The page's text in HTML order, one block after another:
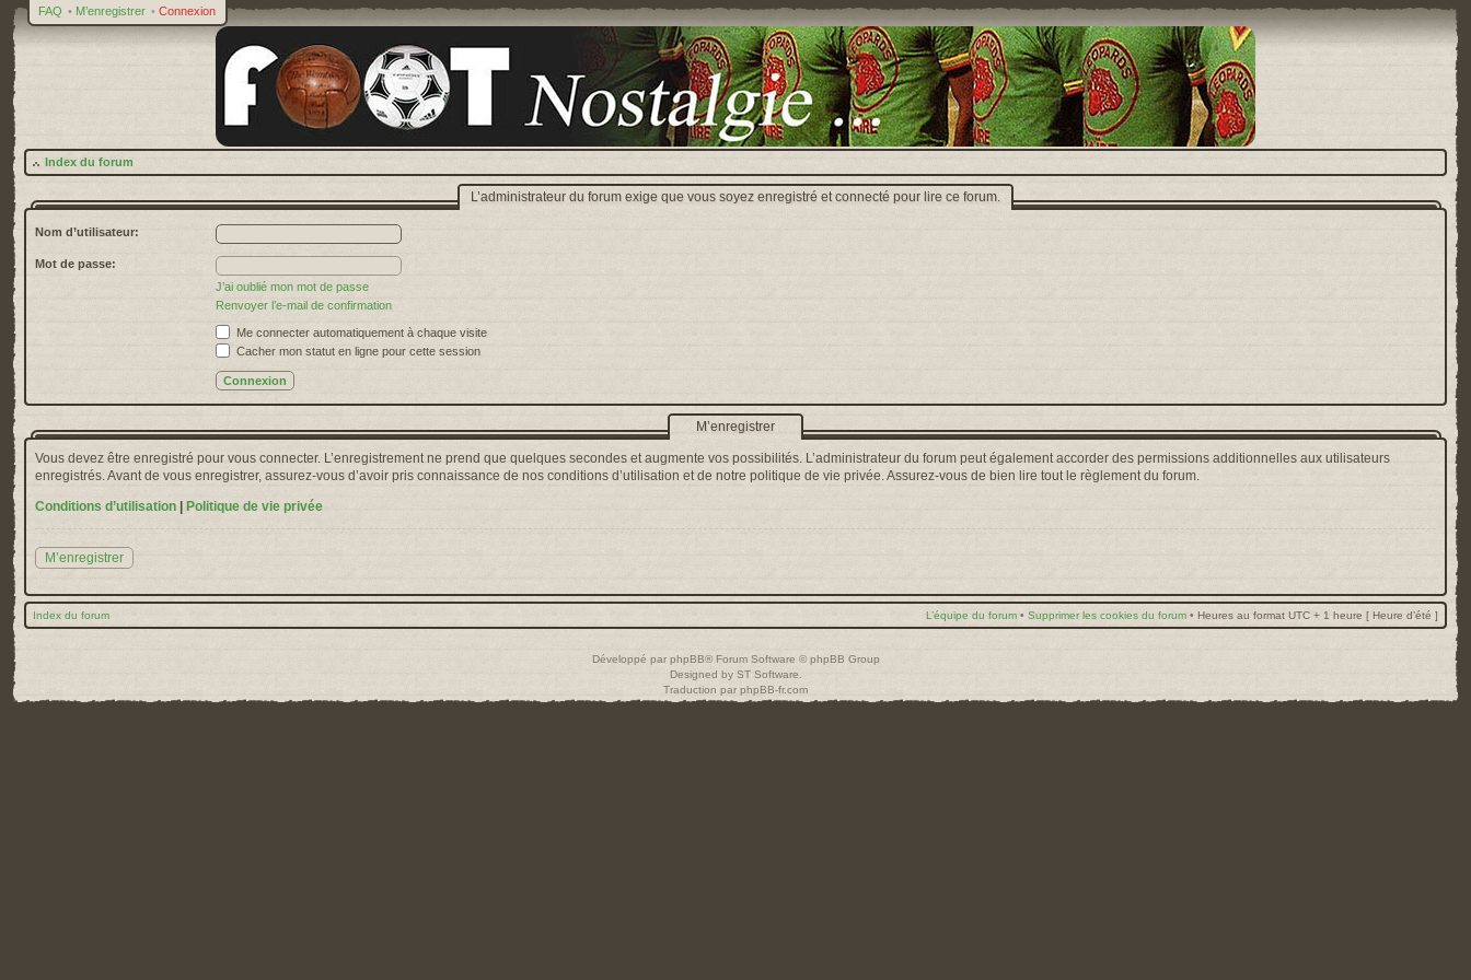
FAQ • M’enregistrer • Connexion
Index du forum
L’administrateur du forum exige que vous soyez enregistré et connecté pour lire ce forum.
Nom d’utilisateur:
Mot de passe:
J’ai oublié mon mot de passe
Renvoyer l’e-mail de confirmation
Me connecter automatiquement à chaque visite
Cacher mon statut en ligne pour cette session
M’enregistrer
Vous devez être enregistré pour vous connecter. L’enregistrement ne prend que quelques secondes et augmente vos possibilités. L’administrateur du forum peut également accorder des permissions additionnelles aux utilisateurs
enregistrés. Avant de vous enregistrer, assurez-vous d’avoir pris connaissance de nos conditions d’utilisation et de notre politique de vie privée. Assurez-vous de bien lire tout le règlement du forum.
Conditions d’utilisation
Politique de vie privée
M’enregistrer
Index du forum L’équipe du forum • Supprimer les cookies du forum • Heures au format UTC + 1 heure [ Heure d’été ]
Développé par phpBB® Forum Software © phpBB Group
Designed by ST Software
Traduction par phpBB-fr.com